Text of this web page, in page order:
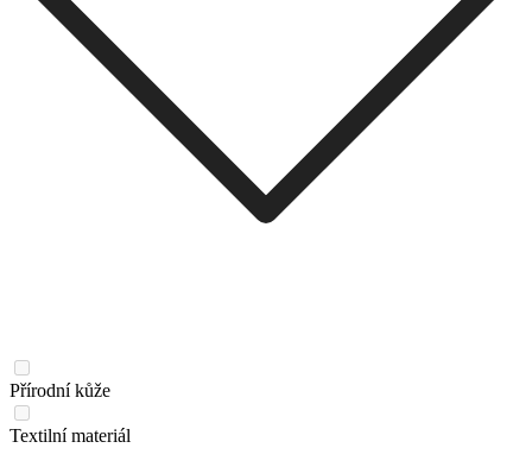
Přírodní kůže
Textilní materiál